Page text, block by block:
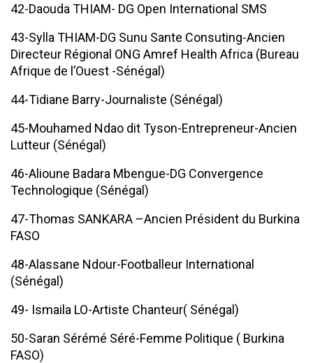
42-Daouda THIAM- DG Open International SMS
43-Sylla THIAM-DG Sunu Sante Consuting-Ancien
Directeur Régional ONG Amref Health Africa (Bureau
Afrique de l’Ouest -Sénégal)
44-Tidiane Barry-Journaliste (Sénégal)
45-Mouhamed Ndao dit Tyson-Entrepreneur-Ancien
Lutteur (Sénégal)
46-Alioune Badara Mbengue-DG Convergence
Technologique (Sénégal)
47-Thomas SANKARA –Ancien Président du Burkina
FASO
48-Alassane Ndour-Footballeur International
(Sénégal)
49- Ismaila LO-Artiste Chanteur( Sénégal)
50-Saran Sérémé Séré-Femme Politique ( Burkina
FASO)